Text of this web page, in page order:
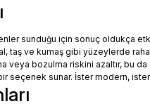
sunduğu için sonuç oldukça
taş ve kumaş gibi yüzeylerde
veya bozulma riskini azaltır, bu
seçenek sunar. İster modern,